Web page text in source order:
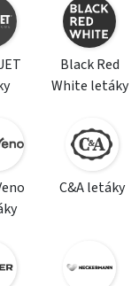
Black Red
White letáky
C&A letáky